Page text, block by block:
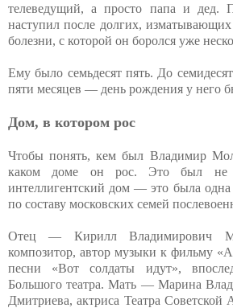
телеведущий, а просто папа и дед.
наступил после долгих,
болезни, с которой он боролся уже
Ему было семьдесят пять. До
пяти месяцев — день рождения у него
Дом, в котором рос
Чтобы понять, кем был Владимир
каком доме он рос. Это был не
интеллигентский дом — это была
по составу московских семей
Отец — Кирилл Владимирович
композитор, автор музыки к фильму
песни «Вот солдаты идут»,
Большого театра. Мать — Марина
Дмитриева, актриса Театра Советской